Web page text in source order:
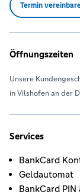
Termin
Öffnungszeiten
Unsere
in Vilshofen an der
Services
BankCard
Geldautomat
BankCard PIN